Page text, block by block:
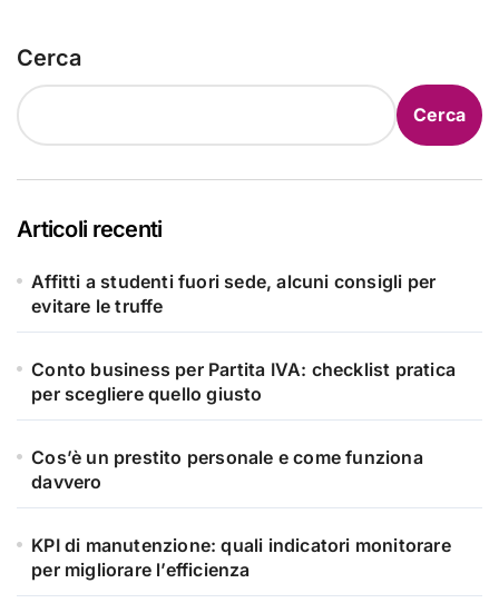
Cerca
Cerca
Articoli recenti
Affitti a studenti fuori sede, alcuni consigli per
evitare le truffe
Conto business per Partita IVA: checklist pratica
per scegliere quello giusto
Cos’è un prestito personale e come funziona
davvero
KPI di manutenzione: quali indicatori monitorare
per migliorare l’efficienza